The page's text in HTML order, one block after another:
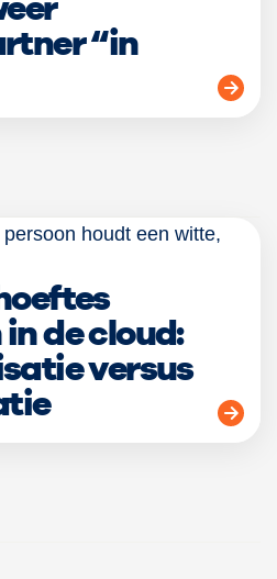
“in
de cloud:
versus